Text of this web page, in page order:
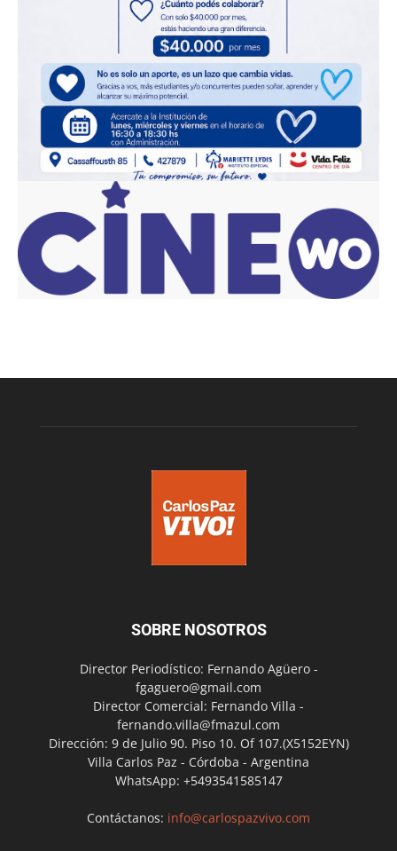
SOBRE NOSOTROS
Director Periodístico: Fernando Agüero -
fgaguero@gmail.com
Director Comercial: Fernando Villa -
fernando.villa@fmazul.com
Dirección: 9 de Julio 90. Piso 10. Of 107.(X5152EYN)
Villa Carlos Paz - Córdoba - Argentina
WhatsApp: +5493541585147
Contáctanos: info@carlospazvivo.com